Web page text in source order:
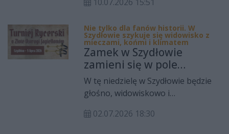
pracy oddziału oraz zwiększyć
konsultacji dla pacjentek
wymagających diagnostyki i
leczenia operacyjnego.
lipcu mobilny gabinet
odwiedzi kilkanaście miejscowości
województwa świętokrzyskiego,
umożliwiając kobietom wykonanie
bezpłatnych badań profilaktycznych
blisko domu.
10.07.2026 15:51
Nie tylko dla fanów historii. W
Szydłowie szykuje się widowisko z
mieczami, końmi i klimatem
Zamek w Szydłowie
zamieni się w pole
rycerskich emocji. To
wydarzenie dla całych
rodzin
W tę niedzielę w Szydłowie będzie
głośno, widowiskowo i
Zamiast spokojnego spaceru po
02.07.2026 18:30